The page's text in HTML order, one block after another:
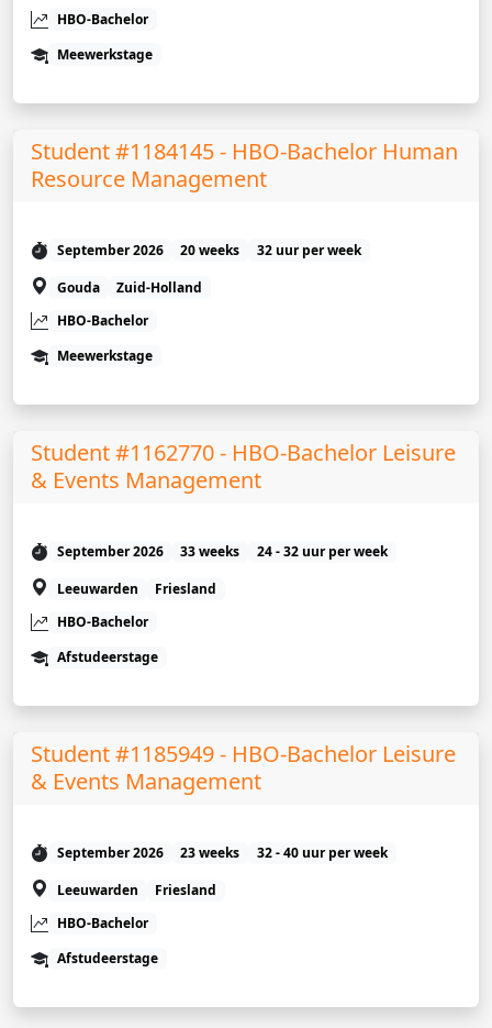
HBO-Bachelor
Meewerkstage
Student #1184145 - HBO-Bachelor Human
Resource Management
September 2026 20 weeks
32 uur per week
Gouda
Zuid-Holland
HBO-Bachelor
Meewerkstage
Student #1162770 - HBO-Bachelor Leisure
& Events Management
September 2026 33 weeks
24 - 32 uur per week
Leeuwarden
Friesland
HBO-Bachelor
Afstudeerstage
Student #1185949 - HBO-Bachelor Leisure
& Events Management
September 2026 23 weeks
32 - 40 uur per week
Leeuwarden
Friesland
HBO-Bachelor
Afstudeerstage